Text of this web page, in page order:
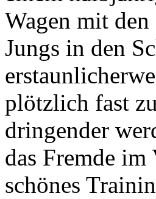
Wagen mit
Jungs in den
plötzlich fast
dringender
das Fremde im
schönes